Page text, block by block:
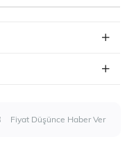
Fiyat Düşünce Haber Ver